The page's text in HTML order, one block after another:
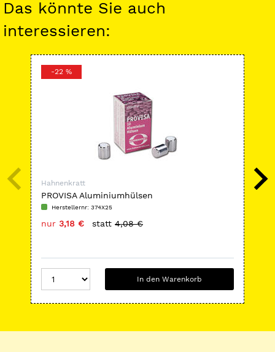
Das könnte Sie auch
interessieren:
-22 %
Hahnenkratt
PROVISA Aluminiumhülsen
Herstellernr: 374X25
nur 3,18 € statt 4,08 €
In den Warenkorb